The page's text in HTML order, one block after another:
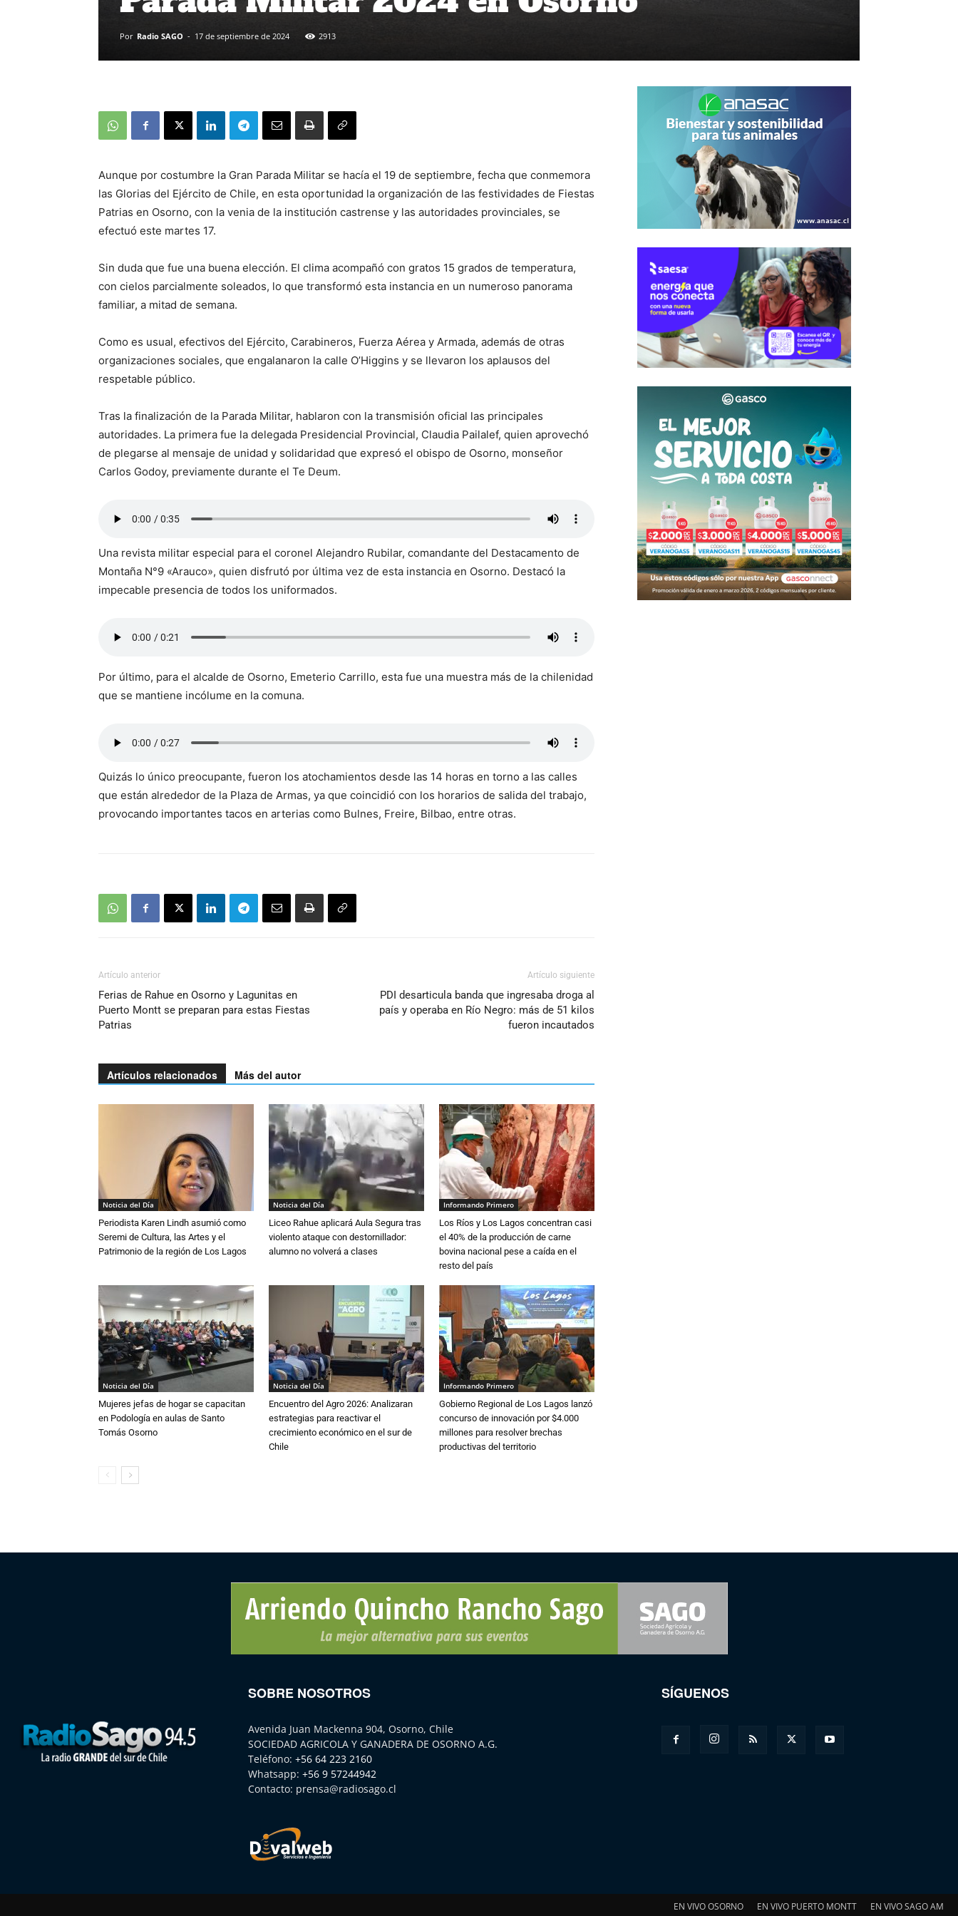
Por Radio SAGO - 17 de septiembre de 2024 2913
Aunque por costumbre la Gran Parada Militar se hacía el 19 de septiembre, fecha que conmemora
las Glorias del Ejército de Chile, en esta oportunidad la organización de las festividades de Fiestas
Patrias en Osorno, con la venia de la institución castrense y las autoridades provinciales, se
efectuó este martes 17.
Sin duda que fue una buena elección. El clima acompañó con gratos 15 grados de temperatura,
con cielos parcialmente soleados, lo que transformó esta instancia en un numeroso panorama
familiar, a mitad de semana.
Como es usual, efectivos del Ejército, Carabineros, Fuerza Aérea y Armada, además de otras
organizaciones sociales, que engalanaron la calle O’Higgins y se llevaron los aplausos del
respetable público.
Tras la finalización de la Parada Militar, hablaron con la transmisión oficial las principales
autoridades. La primera fue la delegada Presidencial Provincial, Claudia Pailalef, quien aprovechó
de plegarse al mensaje de unidad y solidaridad que expresó el obispo de Osorno, monseñor
Carlos Godoy, previamente durante el Te Deum.
Una revista militar especial para el coronel Alejandro Rubilar, comandante del Destacamento de
Montaña N°9 «Arauco», quien disfrutó por última vez de esta instancia en Osorno. Destacó la
impecable presencia de todos los uniformados.
Por último, para el alcalde de Osorno, Emeterio Carrillo, esta fue una muestra más de la chilenidad
que se mantiene incólume en la comuna.
Quizás lo único preocupante, fueron los atochamientos desde las 14 horas en torno a las calles
que están alrededor de la Plaza de Armas, ya que coincidió con los horarios de salida del trabajo,
provocando importantes tacos en arterias como Bulnes, Freire, Bilbao, entre otras.
Artículo anterior
Ferias de Rahue en Osorno y Lagunitas en
Puerto Montt se preparan para estas Fiestas
Patrias
Artículo siguiente
PDI desarticula banda que ingresaba droga al
país y operaba en Río Negro: más de 51 kilos
fueron incautados
Artículos relacionados Más del autor
Noticia del Día
Periodista Karen Lindh asumió como
Seremi de Cultura, las Artes y el
Patrimonio de la región de Los Lagos
Noticia del Día
Liceo Rahue aplicará Aula Segura tras
violento ataque con destornillador:
alumno no volverá a clases
Informando Primero
Los Ríos y Los Lagos concentran casi
el 40% de la producción de carne
bovina nacional pese a caída en el
resto del país
Noticia del Día
Mujeres jefas de hogar se capacitan
en Podología en aulas de Santo
Tomás Osorno
Noticia del Día
Encuentro del Agro 2026: Analizaran
estrategias para reactivar el
crecimiento económico en el sur de
Chile
Informando Primero
Gobierno Regional de Los Lagos lanzó
concurso de innovación por $4.000
millones para resolver brechas
productivas del territorio
SOBRE NOSOTROS
Avenida Juan Mackenna 904, Osorno, Chile
SOCIEDAD AGRICOLA Y GANADERA DE OSORNO A.G.
Teléfono: +56 64 223 2160
Whatsapp: +56 9 57244942
Contacto: prensa@radiosago.cl
SÍGUENOS
EN VIVO OSORNO EN VIVO PUERTO MONTT EN VIVO SAGO AM